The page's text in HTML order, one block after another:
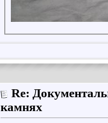
Re:
камнях